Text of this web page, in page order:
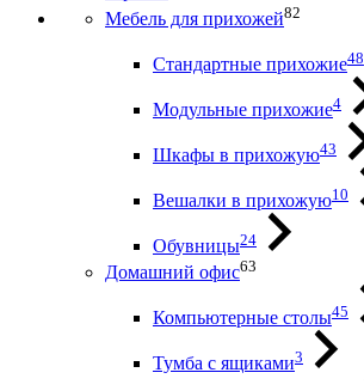
Мебель для прихожей82
Стандартные прихожие48
Модульные прихожие4
Шкафы в прихожую43
Вешалки в прихожую10
Обувницы24
Домашний офис63
Компьютерные столы45
Тумба с ящиками3